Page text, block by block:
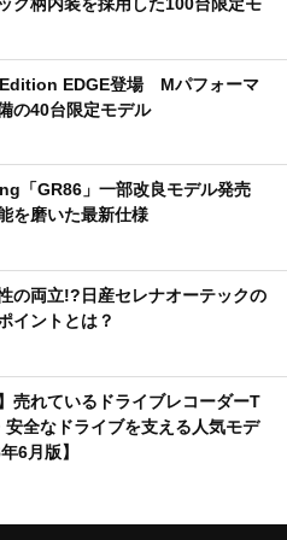
EDGE登場 Mパフォーマ
の40台限定モデル
「GR86」一部改良モデル発売
を磨いた最新仕様
の両立!?日産セレナオーテックの
イントとは？
売れているドライブレコーダーT
安全なドライブを支える人気モデ
6月版】